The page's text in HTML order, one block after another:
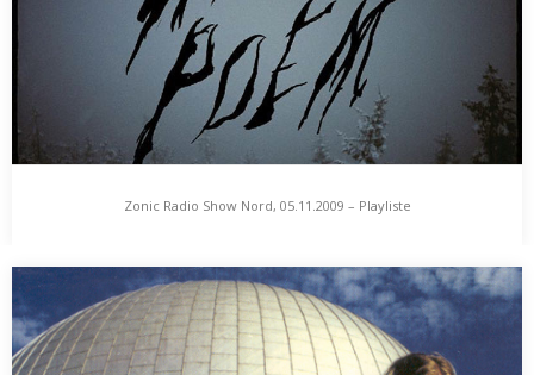
Zonic Radio Show Nord, 05.11.2009 – Playliste
zonic radio show NORD, radio 98 eins, 05. november 2009 20 uhr
Musikalisches Märchenschloss. The Key,…
Zonic Radio Show Nord, 05.11.2009 – Playliste